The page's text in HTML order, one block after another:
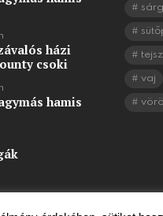
házi
csoki
hamis
vaj